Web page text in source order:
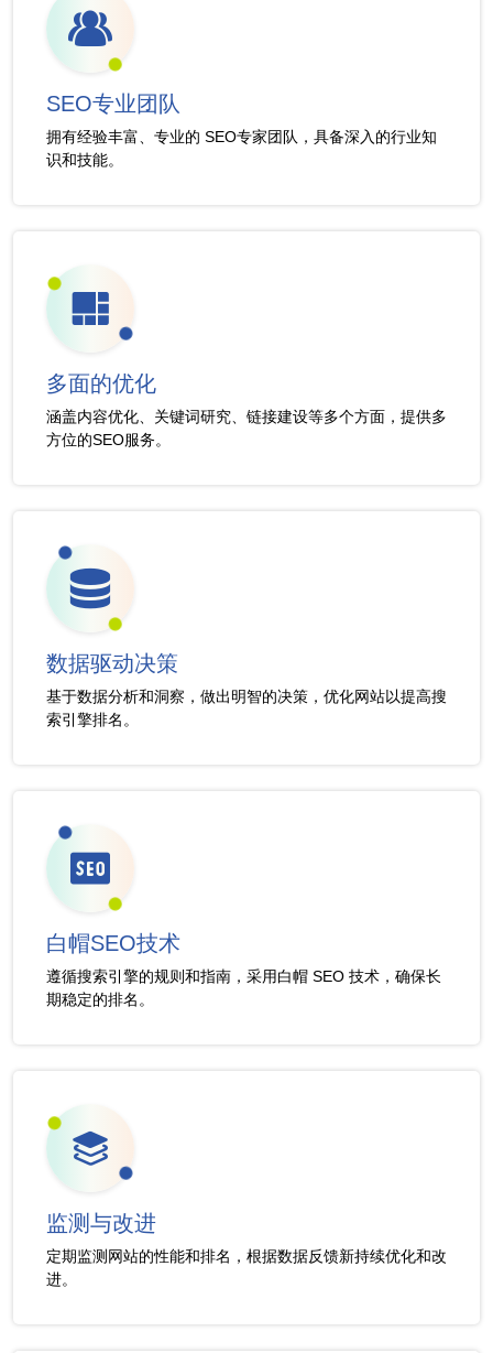
SEO专业团队
拥有经验丰富、专业的 SEO专家团队，具备深入的行业知
识和技能。
多面的优化
涵盖内容优化、关键词研究、链接建设等多个方面，提供多
方位的SEO服务。
数据驱动决策
基于数据分析和洞察，做出明智的决策，优化网站以提高搜
索引擎排名。
白帽SEO技术
遵循搜索引擎的规则和指南，采用白帽 SEO 技术，确保长
期稳定的排名。
监测与改进
定期监测网站的性能和排名，根据数据反馈新持续优化和改
进。